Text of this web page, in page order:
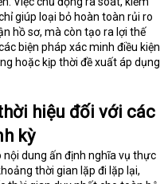
giúp loại bỏ hoàn toàn rủi ro
hồ sơ, mà còn tạo ra lợi thế
biện pháp xác minh điều kiện
hoặc kịp thời đề xuất áp dụng
hiệu đối với các
kỳ
dung ấn định nghĩa vụ thực
thời gian lặp đi lặp lại,